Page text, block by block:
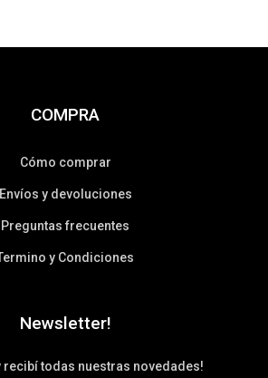
COMPRA
Cómo comprar
Envíos y devoluciones
Preguntas frecuentes
y Condiciones
Newsletter!
recibí todas nuestras novedades!